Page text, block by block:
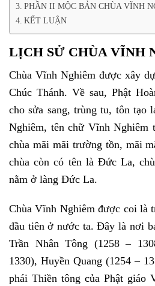
PHẦN II MỘC BẢN CHÙA VĨNH
KẾT LUẬN
LỊCH SỬ CHÙA VĨNH
Chùa Vĩnh Nghiêm được xây
Chúc Thánh. Về sau, Phật
cho sửa sang, trùng tu, tôn tạo
Nghiêm, tên chữ Vĩnh Nghiêm
chùa mãi mãi trường tồn, mãi
chùa còn có tên là Đức La,
nằm ở làng Đức La.
Chùa Vĩnh Nghiêm được coi là
đầu tiên ở nước ta. Đây là nơi
Trần Nhân Tông (1258 –
1330), Huyền Quang (1254 –
phái Thiền tông của Phật giáo